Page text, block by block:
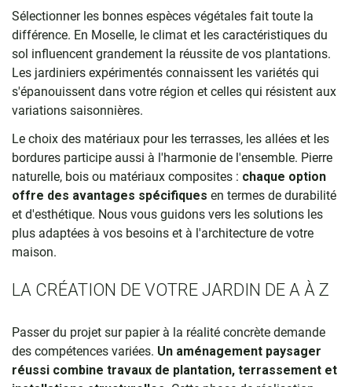
Sélectionner les bonnes espèces végétales fait toute la
différence. En Moselle, le climat et les caractéristiques du
sol influencent grandement la réussite de vos plantations.
Les jardiniers expérimentés connaissent les variétés qui
s'épanouissent dans votre région et celles qui résistent aux
variations saisonnières.
Le choix des matériaux pour les terrasses, les allées et les
bordures participe aussi à l'harmonie de l'ensemble. Pierre
naturelle, bois ou matériaux composites : chaque option
offre des avantages spécifiques en termes de durabilité
et d'esthétique. Nous vous guidons vers les solutions les
plus adaptées à vos besoins et à l'architecture de votre
maison.
LA CRÉATION DE VOTRE JARDIN DE A À Z
Passer du projet sur papier à la réalité concrète demande
des compétences variées. Un aménagement paysager
réussi combine travaux de plantation, terrassement et